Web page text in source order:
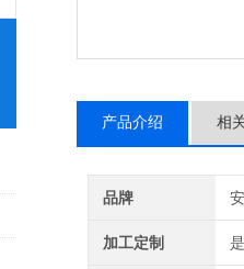
产品介绍 相
品牌
加工定制 是